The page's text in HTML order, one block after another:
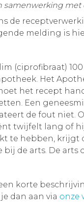
samenwerking
de
melding is
(ciprofibraat)
Het
het recept
Een
de fout niet.
twijfelt lang of
te hebben, krijgt
de arts. De arts
korte
dan aan via onze